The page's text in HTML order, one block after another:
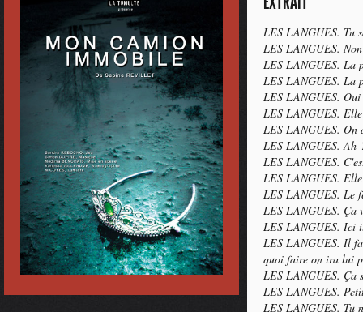
LES LANGUES. Tu
LES LANGUES.
LES LANGUES. La
LES LANGUES. La
LES LANGUES.
LES LANGUES.
LES LANGUES. On
LES LANGUES. Ah
LES LANGUES.
LES LANGUES.
LES LANGUES. Le
LES LANGUES.
LES LANGUES.
LES LANGUES. Il
quoi faire on ira lui
LES LANGUES.
LES LANGUES.
LES LANGUES. Tu